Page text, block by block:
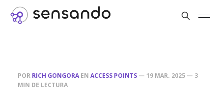
POR RICH GONGORA EN ACCESS POINTS — 19 MAR. 2025 — 3
MIN DE LECTURA